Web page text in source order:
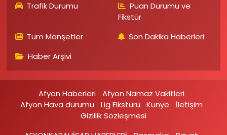
Trafik Durumu
Puan Durumu ve
Fikstür
Tüm Manşetler
Son Dakika Haberleri
Haber Arşivi
Afyon Haberleri
Afyon Namaz Vakitleri
Afyon Hava durumu
Lig Fikstürü Künye
İletişim
Gizlilik Sözleşmesi